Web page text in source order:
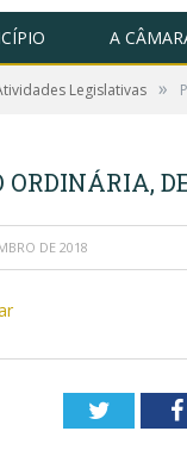
A
Legislativas »
ORDINÁRIA,
DE 2018
Twitter